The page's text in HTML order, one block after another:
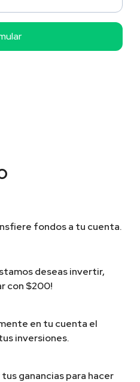
fondos a tu cuenta.
deseas invertir,
con $200!
en tu cuenta el
inversiones.
ganancias para hacer